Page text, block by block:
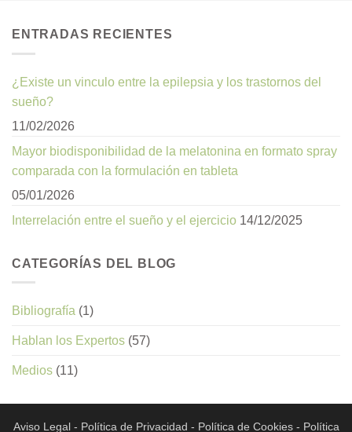
ENTRADAS RECIENTES
¿Existe un vinculo entre la epilepsia y los trastornos del
sueño?
11/02/2026
Mayor biodisponibilidad de la melatonina en formato spray
comparada con la formulación en tableta
05/01/2026
Interrelación entre el sueño y el ejercicio 14/12/2025
CATEGORÍAS DEL BLOG
Bibliografía (1)
Hablan los Expertos (57)
Medios (11)
Aviso Legal- Política de Privacidad - Política de Cookies- Política